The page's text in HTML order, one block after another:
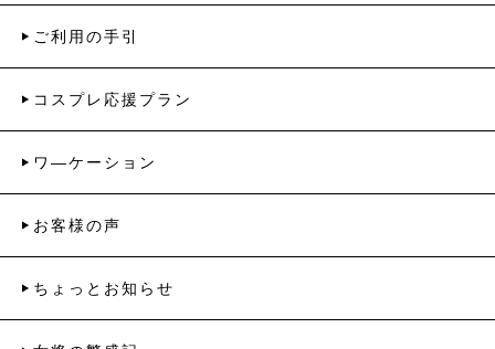
ご利用の手引
コスプレ応援プラン
ワ―ケーション
お客様の声
ちょっとお知らせ